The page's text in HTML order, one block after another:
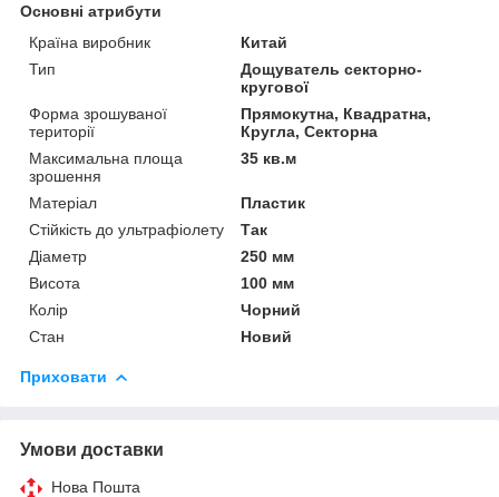
Основні атрибути
Країна виробник
Китай
Тип
Дощуватель секторно-
кругової
Форма зрошуваної
території
Прямокутна, Квадратна,
Кругла, Секторна
Максимальна площа
зрошення
35 кв.м
Матеріал
Пластик
Стійкість до ультрафіолету
Так
Діаметр
250 мм
Висота
100 мм
Колір
Чорний
Стан
Новий
Приховати
Умови доставки
Нова Пошта